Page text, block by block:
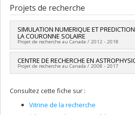
Cycle : Maîtrise
Diplôme obtenu :M. Sc.
Lien vers le document dans Papyrus
Projets de recherche
SIMULATION NUMERIQUE ET
LA COURONNE SOLAIRE
Projet de recherche au Canada / 2012 - 2018
Chercheur principal :Alain Vincent
Sources de financement :CRSNG/
Programmes de subvention :
subvention à la découverte individuelle
CENTRE DE RECHERCHE EN
Projet de recherche au Canada / 2008 - 2017
Co-chercheurs : Gilles Fontaine
Bastien,Anthony F. J. Moffat
Consultez cette fiche sur :
Vitrine de la recherche